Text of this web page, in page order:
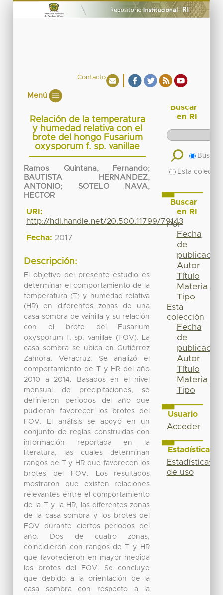
Contacto
Menú
Relación de la temperatura
y humedad relativa con el
brote del hongo Fusarium
oxysporum f. sp. vanillae
Ramos Quintana, Fernando;
BAUTISTA HERNANDEZ,
ANTONIO; SOTELO NAVA,
HECTOR
URI:
http://hdl.handle.net/20.500.11799/79143
Fecha: 2017
Descripción:
El objetivo del presente estudio es
determinar el comportamiento de la
temperatura (T) y humedad relativa
(HR) en diferentes zonas de una
casa sombra de vainilla y su relación
con el brote del Fusarium
oxysporum f. sp. vanillae (FOV). La
casa sombra se ubica en Gutiérrez
Zamora, Veracruz. Se analizó el
comportamiento de T y HR del año
2010 a 2014. Basados en el nivel
mensual de precipitaciones, se
definieron periodos del año que
pudieran favorecer los brotes del
FOV. El análisis se apoyó en un
conjunto de reglas construidas con
información reportada en la
literatura, las cuales determinan
rangos de T y HR que favorecen los
brotes del FOV. Los resultados
mostraron que existen relaciones
relevantes entre el comportamiento
de la T y la HR, las diferentes zonas
de la casa sombra y los brotes del
FOV durante ciertos periodos del
año. Dos de cuatro zonas,
coincidieron con rangos de T y HR
que favorecieron en mayor medida
los brotes del FOV. Se concluye
que debido a la orientación de la
casa sombra con respecto a la
Buscar
en RI
Buscar
Esta
Buscar
en RI
Por
Fecha
de
publicación
Autor
Título
Materia
Tipo
Esta
colección
Fecha
de
publicación
Autor
Título
Materia
Tipo
Usuario
Acceder
Estadísticas
Estadísticas
de uso